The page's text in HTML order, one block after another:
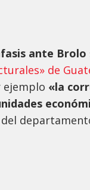
ante Brolo
de
ejemplo «la